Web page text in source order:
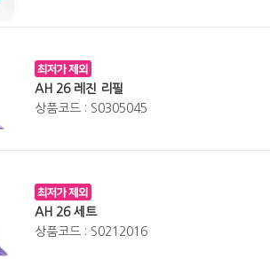
AH 26 레진 리필
상품코드 : S0305045
AH 26 세트
상품코드 : S0212016